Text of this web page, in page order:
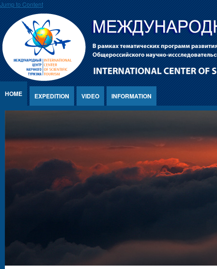
Jump to Content
HOME EXPEDITION VIDEO INFORMATION